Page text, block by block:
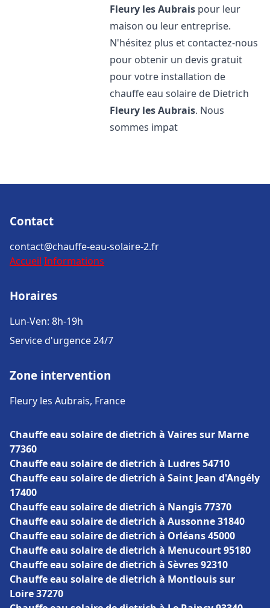
Fleury les Aubrais pour leur
maison ou leur entreprise.
N'hésitez plus et contactez-nous
pour obtenir un devis gratuit
pour votre installation de
chauffe eau solaire de Dietrich
Fleury les Aubrais. Nous
sommes impat
Contact
contact@chauffe-eau-solaire-2.fr
Accueil Informations
Horaires
Lun-Ven: 8h-19h
Service d'urgence 24/7
Zone intervention
Fleury les Aubrais, France
Chauffe eau solaire de dietrich à Vaires sur Marne
77360
Chauffe eau solaire de dietrich à Ludres 54710
Chauffe eau solaire de dietrich à Saint Jean d'Angély
17400
Chauffe eau solaire de dietrich à Nangis 77370
Chauffe eau solaire de dietrich à Aussonne 31840
Chauffe eau solaire de dietrich à Orléans 45000
Chauffe eau solaire de dietrich à Menucourt 95180
Chauffe eau solaire de dietrich à Sèvres 92310
Chauffe eau solaire de dietrich à Montlouis sur
Loire 37270